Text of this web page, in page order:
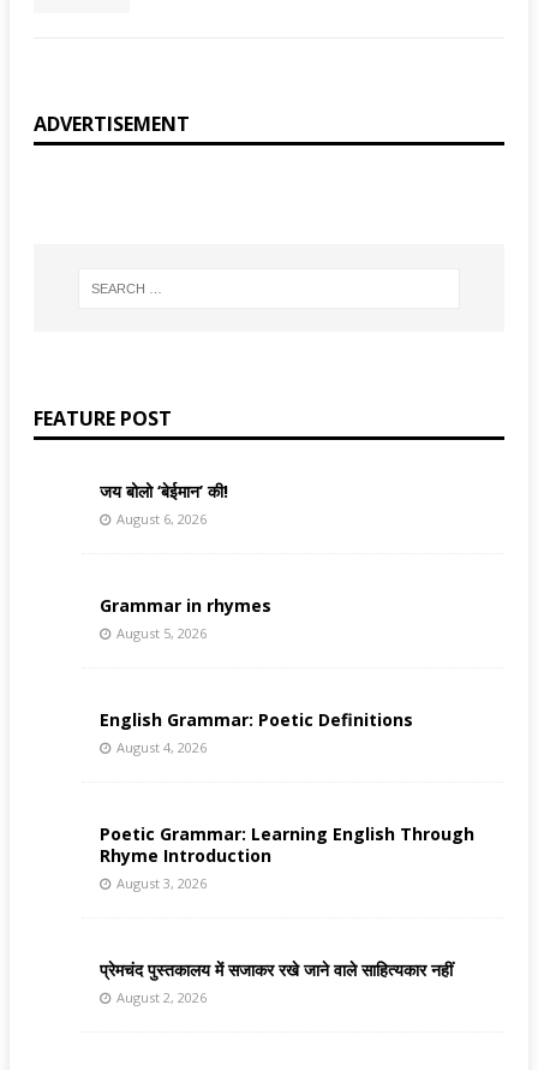
ADVERTISEMENT
FEATURE POST
जय बोलो ‘बेईमान’ की!
August 6, 2026
Grammar in rhymes
August 5, 2026
English Grammar: Poetic Definitions
August 4, 2026
Poetic Grammar: Learning English Through
Rhyme Introduction
August 3, 2026
प्रेमचंद पुस्तकालय में सजाकर रखे जाने वाले साहित्यकार नहीं
August 2, 2026